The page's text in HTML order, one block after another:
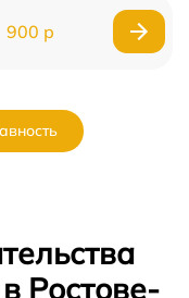
900 р
Ростове-